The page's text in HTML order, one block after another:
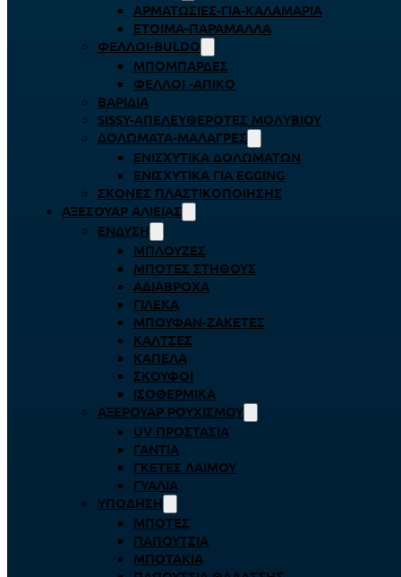
ΑΡΜΑΤΩΣΙΈΣ-ΓΙΑ-ΚΑΛΑΜΆΡΙΑ
ΈΤΟΙΜΑ-ΠΑΡΆΜΑΛΛΑ
ΦΕΛΛΟΊ-BULDO
ΜΠΟΜΠΆΡΔΕΣ
ΦΕΛΛΟΊ -ΑΠΊΚΟ
ΒΑΡΊΔΙΑ
SISSY-ΑΠΕΛΕΥΘΕΡΟΤΈΣ ΜΟΛΥΒΙΟΎ
ΔΟΛΏΜΑΤΑ-ΜΑΛΆΓΡΕΣ
ΕΝΙΣΧΥΤΙΚΆ ΔΟΛΩΜΆΤΩΝ
ΕΝΙΣΧΥΤΙΚΆ ΓΙΑ EGGING
ΣΚΌΝΕΣ ΠΛΑΣΤΙΚΟΠΟΊΗΣΗΣ
ΑΞΕΣΟΥΆΡ ΑΛΙΕΊΑΣ
ΈΝΔΥΣΗ
ΜΠΛΟΎΖΕΣ
ΜΠΌΤΕΣ ΣΤΉΘΟΥΣ
ΑΔΙΆΒΡΟΧΑ
ΓΙΛΈΚΑ
ΜΠΟΥΦΆΝ-ΖΑΚΈΤΕΣ
ΚΆΛΤΣΕΣ
ΚΑΠΈΛΑ
ΣΚΟΎΦΟΙ
ΙΣΟΘΕΡΜΙΚΆ
ΑΞΕΡΟΥΆΡ ΡΟΥΧΙΣΜΟΎ
UV ΠΡΟΣΤΑΣΊΑ
ΓΆΝΤΙΑ
ΓΚΈΤΕΣ ΛΑΊΜΟΥ
ΓΥΑΛΙΆ
ΥΠΌΔΗΣΗ
ΜΠΌΤΕΣ
ΠΑΠΟΎΤΣΙΑ
ΜΠΟΤΆΚΙΑ